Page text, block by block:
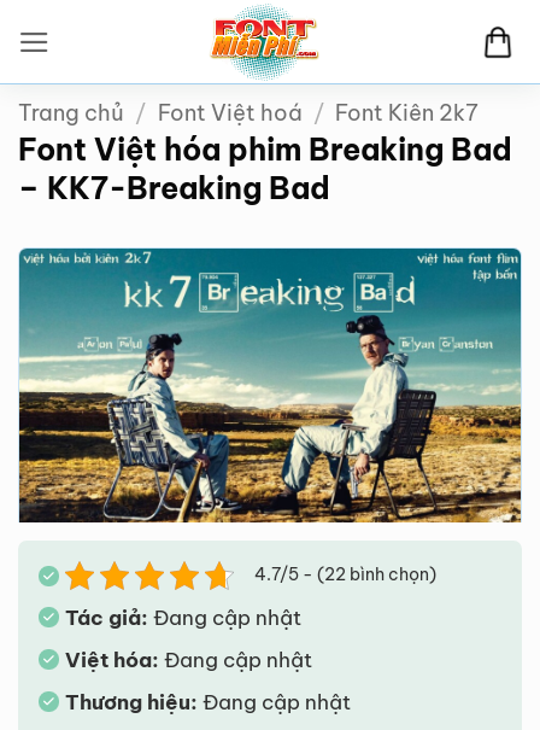
qua
nội
dung
Trang chủ / Font Việt hoá / Font Kiên 2k7
Font Việt hóa phim Breaking Bad
– KK7-Breaking Bad
4.7/5 - (22 bình chọn)
Tác giả: Đang cập nhật
Việt hóa: Đang cập nhật
Thương hiệu: Đang cập nhật